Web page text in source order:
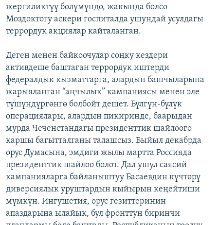
жергиликтүү бөлүмүндө, жакында болсо
Моздоктогу аскери госпиталда ушундай усулдагы
террордук акциялар кайталанган.
Деген менен байкоочулар соңку кездери
активдеше баштаган террордук иштерди
федералдык кызматтарга, алардын башчыларына
жарыяланган “аңчылык” кампаниясы менен эле
түшүндүргөнгө болбойт дешет. Бүлгүн-бүлүк
операциялары, алардын пикиринде, баарыдан
мурда Чеченстандагы президенттик шайлоого
каршы багытталганы талашсыз. Быйыл декабрда
орус Думасына, эмдиги жылы мартта Россияда
президенттик шайлоо болот. Дал ушул саясий
кампанияларга байланыштуу Басаевдин күчтөрү
диверсиялык уруштардын кыйырын кеңейтиши
мүмкүн. Ингушетия, орус гезиттеринин
апаздарына ылайык, бул фронттун биринчи